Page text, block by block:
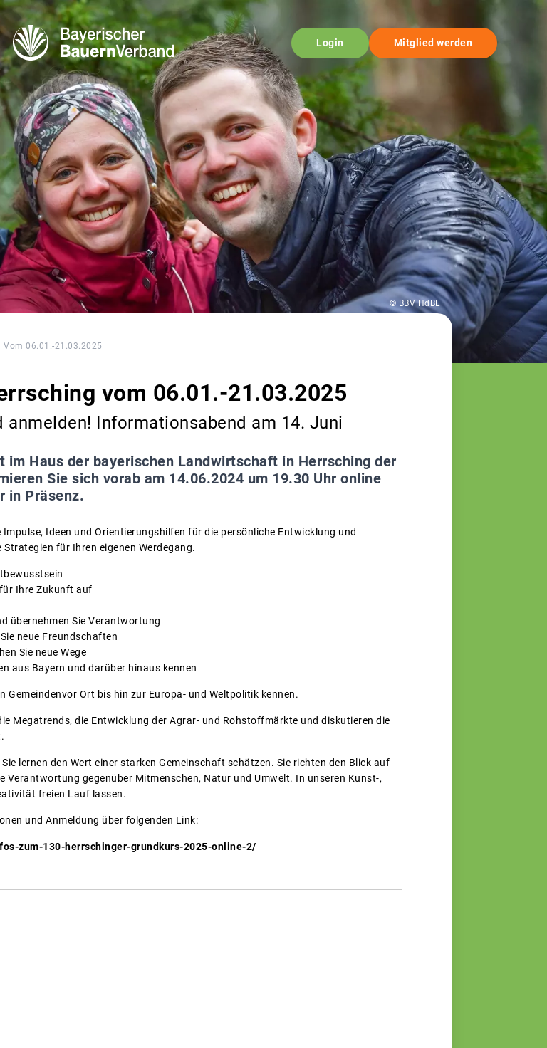
Login Mitglied werden
© BBV HdBL
Vom 06.01.-21.03.2025
vom 06.01.-21.03.2025
Informationsabend am 14. Juni
im Haus der bayerischen Landwirtschaft in Herrsching der
Sie sich vorab am 14.06.2024 um 19.30 Uhr online
in Präsenz.
Ideen und Orientierungshilfen für die persönliche Entwicklung und
für Ihren eigenen Werdegang.
Ihre Zukunft auf
übernehmen Sie Verantwortung
neue Freundschaften
Sie neue Wege
aus Bayern und darüber hinaus kennen
Gemeindenvor Ort bis hin zur Europa- und Weltpolitik kennen.
Megatrends, die Entwicklung der Agrar- und Rohstoffmärkte und diskutieren die
lernen den Wert einer starken Gemeinschaft schätzen. Sie richten den Blick auf
Verantwortung gegenüber Mitmenschen, Natur und Umwelt. In unseren Kunst-,
freien Lauf lassen.
und Anmeldung über folgenden Link:
zum-130-herrschinger-grundkurs-2025-online-2/